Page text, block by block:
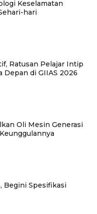
Keselamatan
hari
Ratusan Pelajar Intip
Depan di GIIAS 2026
Oli Mesin Generasi
Begini Spesifikasi